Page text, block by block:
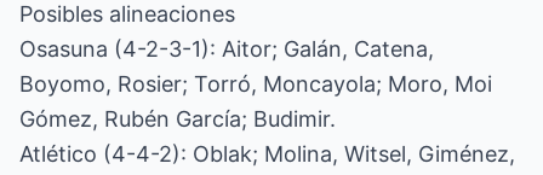
Posibles alineaciones
Osasuna (4-2-3-1): Aitor; Galán, Catena,
Boyomo, Rosier; Torró, Moncayola; Moro, Moi
Gómez, Rubén García; Budimir.
Atlético (4-4-2): Oblak; Molina, Witsel, Giménez,